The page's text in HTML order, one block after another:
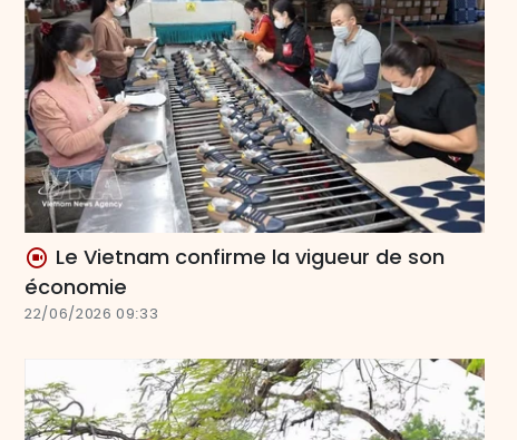
Le Vietnam confirme la vigueur de son
économie
22/06/2026 09:33